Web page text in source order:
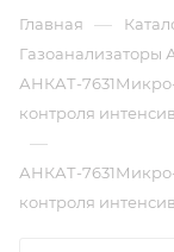
Главная —
Газоанализаторы
АНКАТ-
контроля
—
АНКАТ-
контроля